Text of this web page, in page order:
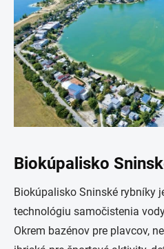
Biokúpalisko
Biokúpalisko Sninské rybníky
technológiu samočistenia
Okrem bazénov pre plavcov,